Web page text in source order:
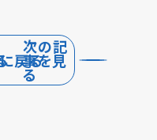
戻る
次の記
事を見
る